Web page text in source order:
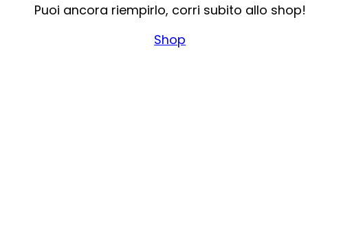
Puoi ancora riempirlo, corri subito allo shop!
Shop